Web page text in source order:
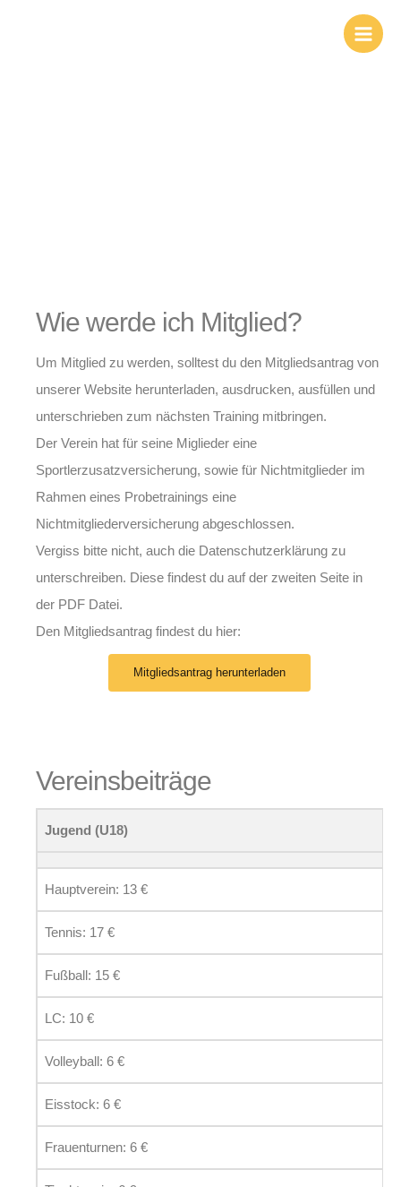
Wie werde ich Mitglied?
Um Mitglied zu werden, solltest du den Mitgliedsantrag von
unserer Website herunterladen, ausdrucken, ausfüllen und
unterschrieben zum nächsten Training mitbringen.
Der Verein hat für seine Miglieder eine
Sportlerzusatzversicherung, sowie für Nichtmitglieder im
Rahmen eines Probetrainings eine
Nichtmitgliederversicherung abgeschlossen.
Vergiss bitte nicht, auch die Datenschutzerklärung zu
unterschreiben. Diese findest du auf der zweiten Seite in
der PDF Datei.
Den Mitgliedsantrag findest du hier:
Mitgliedsantrag herunterladen
Vereinsbeiträge
Jugend (U18)
Hauptverein: 13 €
Tennis: 17 €
Fußball: 15 €
LC: 10 €
Volleyball: 6 €
Eisstock: 6 €
Frauenturnen: 6 €